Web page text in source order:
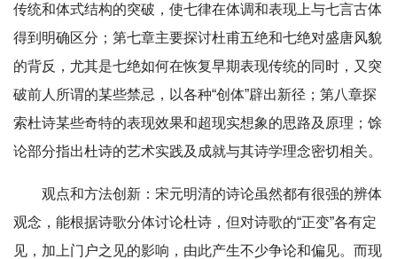
传统和体式结构的突破，使七律在体调和表现上与七言古体
得到明确区分；第七章主要探讨杜甫五绝和七绝对盛唐风貌
的背反，尤其是七绝如何在恢复早期表现传统的同时，又突
破前人所谓的某些禁忌，以各种“创体”辟出新径；第八章探
索杜诗某些奇特的表现效果和超现实想象的思路及原理；馀
论部分指出杜诗的艺术实践及成就与其诗学理念密切相关。
观点和方法创新：宋元明清的诗论虽然都有很强的辨体
观念，能根据诗歌分体讨论杜诗，但对诗歌的“正变”各有定
见，加上门户之见的影响，由此产生不少争论和偏见。而现